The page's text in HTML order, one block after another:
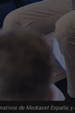
de Mediaset España; y